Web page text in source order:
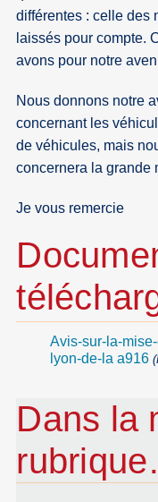
différentes : celle des
laissés pour compte.
avons pour notre
Nous donnons notre
concernant les
de véhicules, mais
concernera la grande
Je vous remercie
Avis-sur-la-
lyon-de-la a916
Dans la